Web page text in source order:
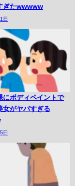
ぎたwwwww
日
にボディペイントで
女がヤバすぎる
日